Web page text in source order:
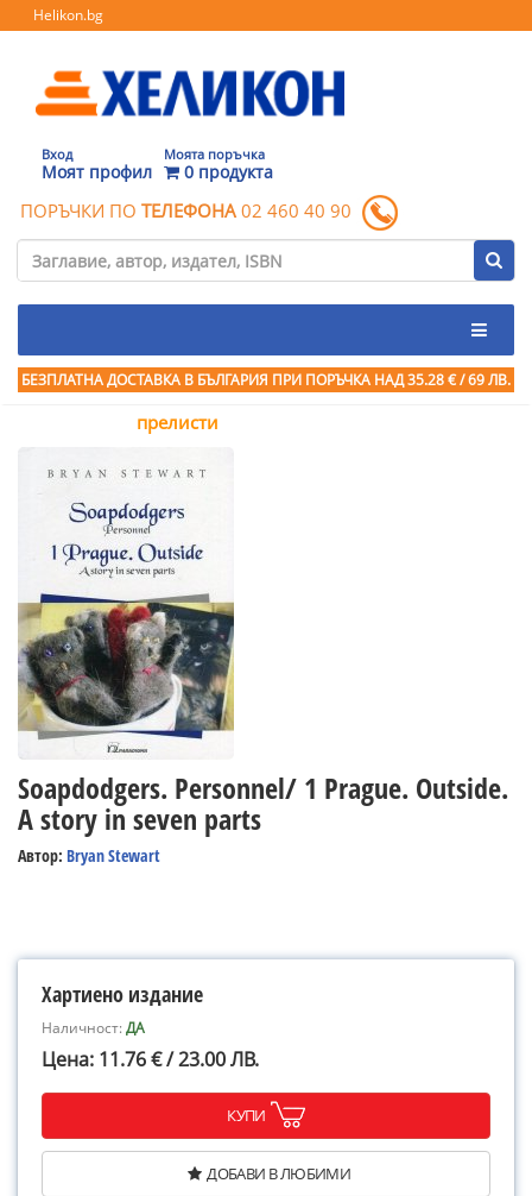
Helikon.bg
Вход
Моят профил
Моята поръчка
0 продукта
ПОРЪЧКИ ПО ТЕЛЕФОНА 02 460 40 90
БЕЗПЛАТНА ДОСТАВКА В БЪЛГАРИЯ ПРИ ПОРЪЧКА НАД 35.28 € / 69 ЛВ.
прелисти
Soapdodgers. Personnel/ 1 Prague. Outside.
A story in seven parts
Автор: Bryan Stewart
Хартиено издание
Наличност:ДА
Цена: 11.76 € / 23.00 ЛВ.
КУПИ
ДОБАВИ В ЛЮБИМИ